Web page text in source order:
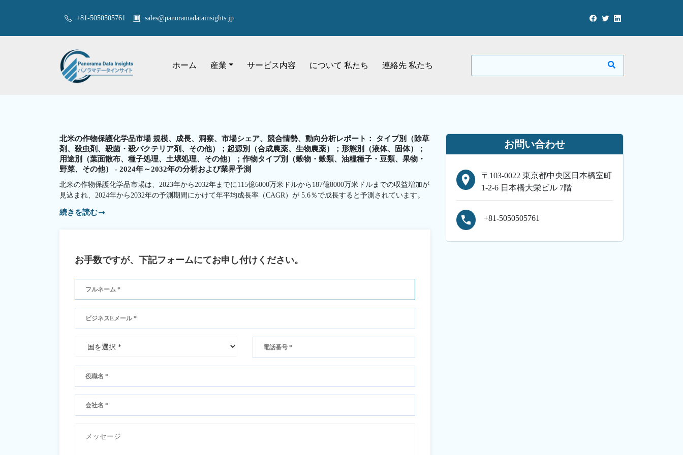
+81-5050505761 sales@panoramadatainsights.jp
ホーム 産業 サービス内容 について 私たち 連絡先 私たち
北米の作物保護化学品市場 規模、成長、洞察、市場シェア、競合情勢、動向分析レポート： タイプ別（除草
剤、殺虫剤、殺菌・殺バクテリア剤、その他）；起源別（合成農薬、生物農薬）；形態別（液体、固体）；
用途別（葉面散布、種子処理、土壌処理、その他）；作物タイプ別（穀物・穀類、油糧種子・豆類、果物・
野菜、その他） - 2024年～2032年の分析および業界予測
北米の作物保護化学品市場は、2023年から2032年までに115億6000万米ドルから187億8000万米ドルまでの収益増加が
見込まれ、2024年から2032年の予測期間にかけて年平均成長率（CAGR）が 5.6％で成長すると予測されています。
続きを読む
お手数ですが、下記フォームにてお申し付けください。
お問い合わせ
〒103-0022 東京都中央区日本橋室町
1-2-6 日本橋大栄ビル 7階
+81-5050505761